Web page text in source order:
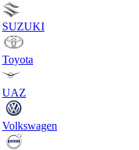
SUZUKI
Toyota
UAZ
Volkswagen